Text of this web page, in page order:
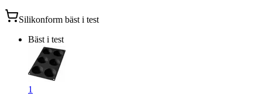
Silikonform bäst i test
Bäst i test
1